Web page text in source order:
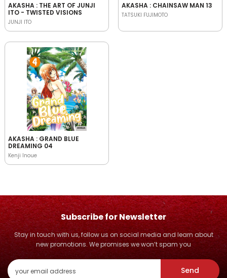
AKASHA : THE ART OF JUNJI
ITO - TWISTED VISIONS
JUNJI ITO
AKASHA : CHAINSAW MAN 13
TATSUKI FUJIMOTO
AKASHA : GRAND BLUE
DREAMING 04
Kenji Inoue
Subscribe for Newsletter
Stay in touch with us, follow us on social media and learn about
new promotions. We promises we won’t spam you
Send